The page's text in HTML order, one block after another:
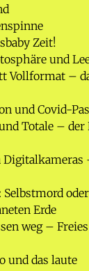
Zeit!
und
Vollformat –
und Covid-
Totale –
Digitalkameras
Erde
weg –
und das laute